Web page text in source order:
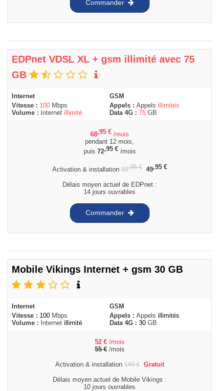
Commander
EDPnet VDSL XL + gsm illimité avec 75
GB
Internet
Vitesse : 100 Mbps
Volume :
Internet illimité
GSM
Appels : Appels illimités
Data 4G : 75 GB
68,95 € /mois
pendant 12 mois,
puis 72,95 €/mois
Activation & installation99,95€ 49,95 €
Délais moyen actuel de EDPnet :
14 jours ouvrables
Commander
Mobile Vikings Internet + gsm 30 GB
Internet
Vitesse : 100 Mbps
Volume :
Internet illimité
GSM
Appels : Appels illimités
Data 4G : 30 GB
52 € /mois
55€/mois
Activation & installation149€ Gratuit
Délais moyen actuel de Mobile Vikings :
10 jours ouvrables